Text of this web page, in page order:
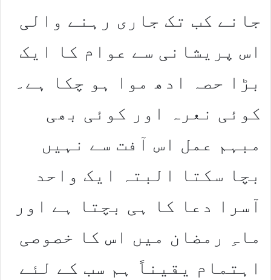
جانے کب تک جاری رہنے والی
اس پریشانی سے عوام کا ایک
بڑا حصہ ادھ موا ہو چکا ہے۔
کوئی نعرہ اور کوئی بھی
مبہم عمل اس آفت سے نہیں
بچا سکتا البتہ ایک واحد
آسرا دعا کا ہی بچتا ہے اور
ماہِ رمضان میں اس کا خصوصی
اہتمام یقیناً ہم سب کے لئے